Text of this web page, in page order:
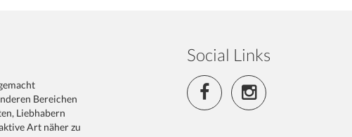
Bereichen
Liebhabern
Art näher zu
Social Links